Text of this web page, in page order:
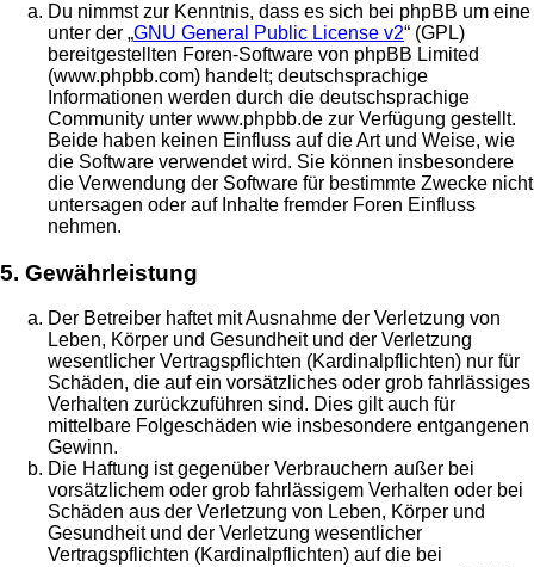
Du nimmst zur Kenntnis, dass es sich bei phpBB um eine
unter der „GNU General Public License v2“ (GPL)
bereitgestellten Foren-Software von phpBB Limited
(www.phpbb.com) handelt; deutschsprachige
Informationen werden durch die deutschsprachige
Community unter www.phpbb.de zur Verfügung gestellt.
Beide haben keinen Einfluss auf die Art und Weise, wie
die Software verwendet wird. Sie können insbesondere
die Verwendung der Software für bestimmte Zwecke nicht
untersagen oder auf Inhalte fremder Foren Einfluss
nehmen.
5. Gewährleistung
Der Betreiber haftet mit Ausnahme der Verletzung von
Leben, Körper und Gesundheit und der Verletzung
wesentlicher Vertragspflichten (Kardinalpflichten) nur für
Schäden, die auf ein vorsätzliches oder grob fahrlässiges
Verhalten zurückzuführen sind. Dies gilt auch für
mittelbare Folgeschäden wie insbesondere entgangenen
Gewinn.
Die Haftung ist gegenüber Verbrauchern außer bei
vorsätzlichem oder grob fahrlässigem Verhalten oder bei
Schäden aus der Verletzung von Leben, Körper und
Gesundheit und der Verletzung wesentlicher
Vertragspflichten (Kardinalpflichten) auf die bei